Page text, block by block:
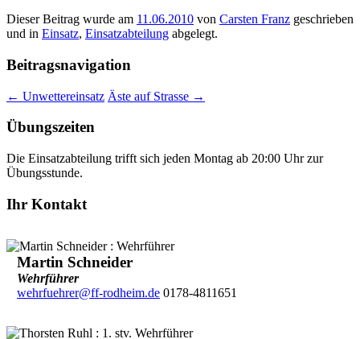
Dieser Beitrag wurde am 11.06.2010 von Carsten Franz geschrieben
und in Einsatz, Einsatzabteilung abgelegt.
Beitragsnavigation
← Unwettereinsatz Äste auf Strasse →
Übungszeiten
Die Einsatzabteilung trifft sich jeden Montag ab 20:00 Uhr zur
Übungsstunde.
Ihr Kontakt
Martin Schneider
Wehrführer
wehrfuehrer@ff-rodheim.de0178-4811651